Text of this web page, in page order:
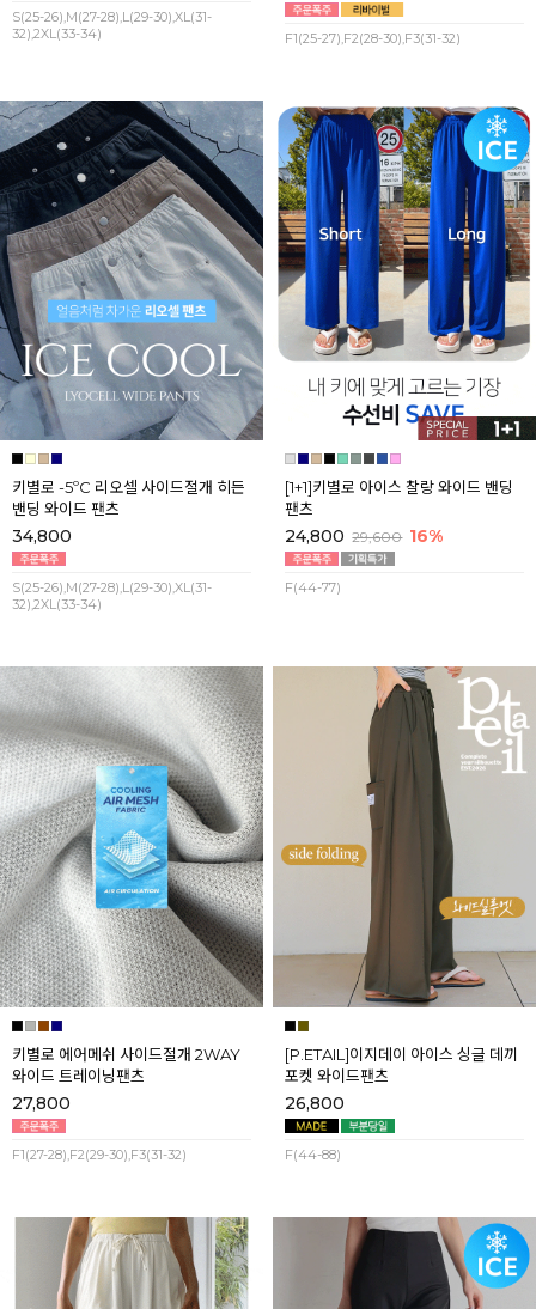
S(25-26),M(27-28),L(29-30),XL(31-
32),2XL(33-34)
F1(25-27),F2(28-30),F3(31-32)
키별로 -5ºC 리오셀 사이드절개 히든
밴딩 와이드 팬츠
34,800
S(25-26),M(27-28),L(29-30),XL(31-
32),2XL(33-34)
[1+1]키별로 아이스 찰랑 와이드 밴딩
팬츠
24,800 29,600 16%
F(44-77)
키별로 에어메쉬 사이드절개 2WAY
와이드 트레이닝팬츠
27,800
F1(27-28),F2(29-30),F3(31-32)
[P.ETAIL]이지데이 아이스 싱글 데끼
포켓 와이드팬츠
26,800
F(44-88)